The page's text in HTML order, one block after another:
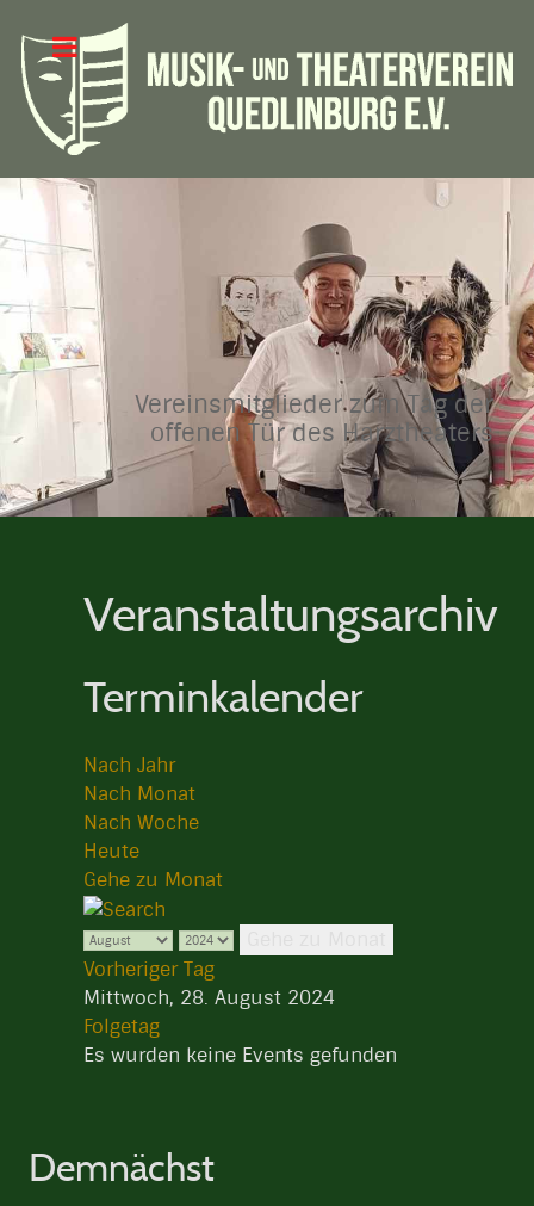
Vereinsmitglieder zum Tag der
offenen Tür des Harztheaters
Veranstaltungsarchiv
Terminkalender
Nach Jahr
Nach Monat
Nach Woche
Heute
Gehe zu Monat
Vorheriger Tag
Mittwoch, 28. August 2024
Folgetag
Es wurden keine Events gefunden
Demnächst